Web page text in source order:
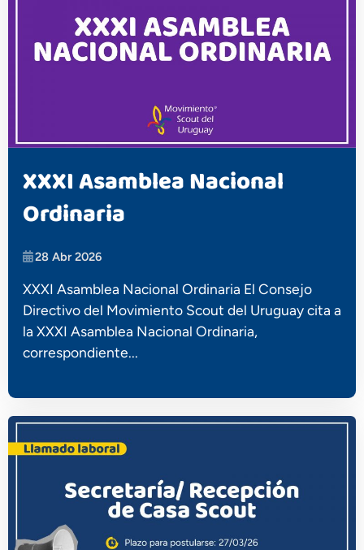
XXXI Asamblea Nacional
Ordinaria
28 Abr 2026
XXXI Asamblea Nacional Ordinaria El Consejo
Directivo del Movimiento Scout del Uruguay cita a
la XXXI Asamblea Nacional Ordinaria,
correspondiente...